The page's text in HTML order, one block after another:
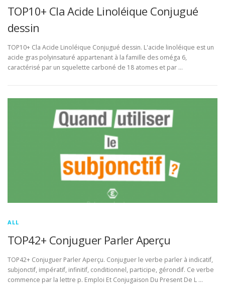
TOP10+ Cla Acide Linoléique Conjugué
dessin
TOP10+ Cla Acide Linoléique Conjugué dessin. L'acide linoléique est un
acide gras polyinsaturé appartenant à la famille des oméga 6,
caractérisé par un squelette carboné de 18 atomes et par …
ALL
TOP42+ Conjuguer Parler Aperçu
TOP42+ Conjuguer Parler Aperçu. Conjuguer le verbe parler à indicatif,
subjonctif, impératif, infinitif, conditionnel, participe, gérondif. Ce verbe
commence par la lettre p. Emploi Et Conjugaison Du Present De L …